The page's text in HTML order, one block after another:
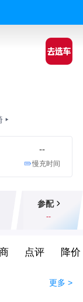
--
慢充时间
参配
--
点评 降价
更多 >